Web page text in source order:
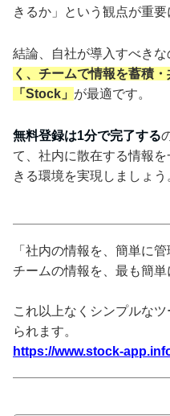
きるか」という観点が重要
結論、自社が導入すべきな
く、チームで情報を蓄積
「Stock」 が最適です。
無料登録は1分で完了する
て、社内に散在する情報
きる環境を実現しましょう
「社内の情報を、簡単に
チームの情報を、最も簡単
これ以上なくシンプルな
られます。
https://www.stock-